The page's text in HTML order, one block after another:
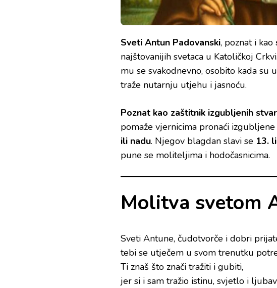
Sveti Antun Padovanski, poznat i kao
najštovanijih svetaca u Katoličkoj
mu se svakodnevno, osobito kada su
traže nutarnju utjehu i jasnoću.
Poznat kao zaštitnik izgubljenih
pomaže vjernicima pronaći
ili nadu. Njegov blagdan slavi se 13.
pune se moliteljima i hodočasnicima.
Molitva svetom
Sveti Antune, čudotvorče i dobri
tebi se utječem u svom trenutku
Ti znaš što znači tražiti i gubiti,
jer si i sam tražio istinu, svjetlo i